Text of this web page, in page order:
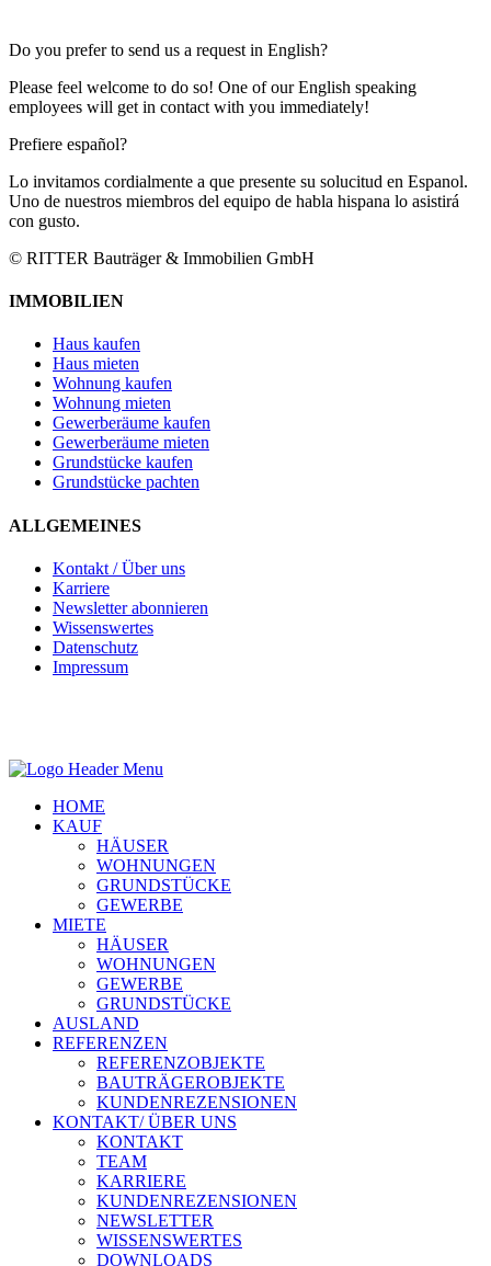
Do you prefer to send us a request in English?
Please feel welcome to do so! One of our English speaking
employees will get in contact with you immediately!
Prefiere español?
Lo invitamos cordialmente a que presente su solucitud en Espanol.
Uno de nuestros miembros del equipo de habla hispana lo asistirá
con gusto.
© RITTER Bauträger & Immobilien GmbH
IMMOBILIEN
Haus kaufen
Haus mieten
Wohnung kaufen
Wohnung mieten
Gewerberäume kaufen
Gewerberäume mieten
Grundstücke kaufen
Grundstücke pachten
ALLGEMEINES
Kontakt / Über uns
Karriere
Newsletter abonnieren
Wissenswertes
Datenschutz
Impressum
HOME
KAUF
HÄUSER
WOHNUNGEN
GRUNDSTÜCKE
GEWERBE
MIETE
HÄUSER
WOHNUNGEN
GEWERBE
GRUNDSTÜCKE
AUSLAND
REFERENZEN
REFERENZOBJEKTE
BAUTRÄGEROBJEKTE
KUNDENREZENSIONEN
KONTAKT/ ÜBER UNS
KONTAKT
TEAM
KARRIERE
KUNDENREZENSIONEN
NEWSLETTER
WISSENSWERTES
DOWNLOADS